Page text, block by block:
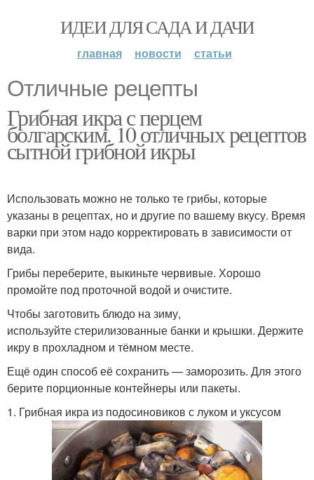
ИДЕИ ДЛЯ САДА И ДАЧИ
главная новости статьи
Отличные рецепты
Грибная икра с перцем
болгарским. 10 отличных рецептов
сытной грибной икры
Использовать можно не только те грибы, которые
указаны в рецептах, но и другие по вашему вкусу. Время
варки при этом надо корректировать в зависимости от
вида.
Грибы переберите, выкиньте червивые. Хорошо
промойте под проточной водой и очистите.
Чтобы заготовить блюдо на зиму,
используйте стерилизованные банки и крышки. Держите
икру в прохладном и тёмном месте.
Ещё один способ её сохранить — заморозить. Для этого
берите порционные контейнеры или пакеты.
1. Грибная икра из подосиновиков с луком и уксусом